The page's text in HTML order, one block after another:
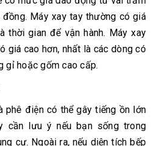
Máy xay tay thường có giá
thời gian để vận hành. Máy xay
giá cao hơn, nhất là các dòng có
gỉ hoặc gốm cao cấp.
phê điện có thể gây tiếng ồn lớn
cần lưu ý nếu bạn sống trong
cư. Ngoài ra, nếu diện tích bếp